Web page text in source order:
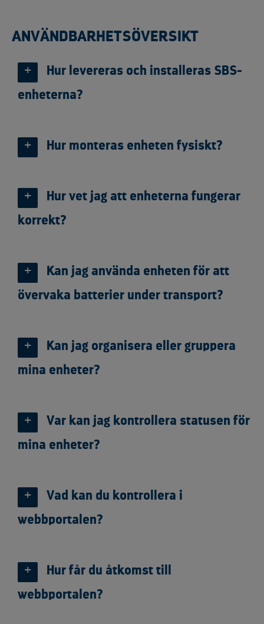
ANVÄNDBARHETSÖVERSIKT
Hur levereras och installeras SBS-
enheterna?
Hur monteras enheten fysiskt?
Hur vet jag att enheterna fungerar
korrekt?
Kan jag använda enheten för att
övervaka batterier under transport?
Kan jag organisera eller gruppera
mina enheter?
Var kan jag kontrollera statusen för
mina enheter?
Vad kan du kontrollera i
webbportalen?
Hur får du åtkomst till
webbportalen?